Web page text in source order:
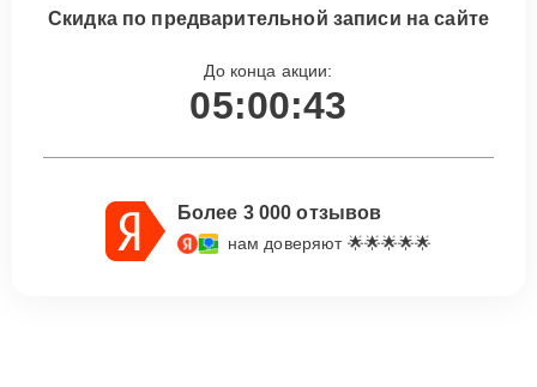
Скидка по предварительной записи на сайте
До конца акции:
05:00:42
Более 3 000 отзывов
нам доверяют 🌟🌟🌟🌟🌟